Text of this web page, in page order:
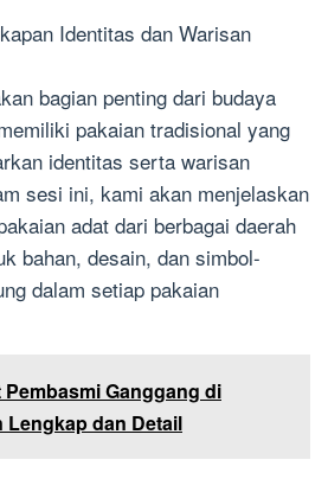
Identitas dan Warisan
bagian penting dari budaya
pakaian tradisional yang
identitas serta warisan
sesi ini, kami akan menjelaskan
adat dari berbagai daerah
bahan, desain, dan simbol-
dalam setiap pakaian
Pembasmi Ganggang di
Lengkap dan Detail